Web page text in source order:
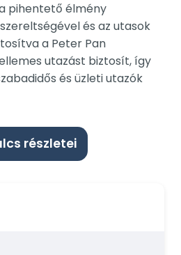
pihentető élmény
és az utasok
a Peter Pan
utazást biztosít, így
és üzleti utazók
részletei